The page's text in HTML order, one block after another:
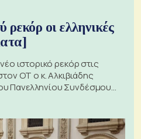
ρεκόρ οι ελληνικές
ιστορικό ρεκόρ στις
ΟΤ ο κ. Αλκιβιάδης
Πανελληνίου Συνδέσμου